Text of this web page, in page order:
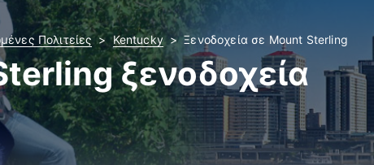
Πολιτείες Kentucky Ξενοδοχεία σε Mount Sterling
ξενοδοχεία